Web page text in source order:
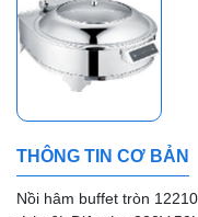
THÔNG TIN CƠ BẢN
Nồi hâm buffet tròn